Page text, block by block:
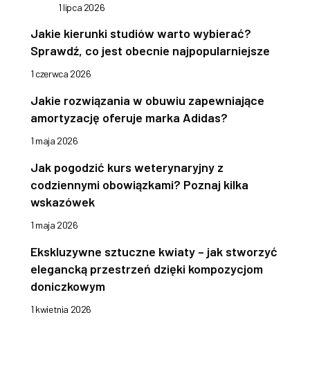
1 lipca 2026
Jakie kierunki studiów warto wybierać?
Sprawdź, co jest obecnie najpopularniejsze
1 czerwca 2026
Jakie rozwiązania w obuwiu zapewniające
amortyzację oferuje marka Adidas?
1 maja 2026
Jak pogodzić kurs weterynaryjny z
codziennymi obowiązkami? Poznaj kilka
wskazówek
1 maja 2026
Ekskluzywne sztuczne kwiaty – jak stworzyć
elegancką przestrzeń dzięki kompozycjom
doniczkowym
1 kwietnia 2026